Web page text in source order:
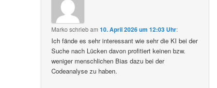
Marko schriebam10. April 2026 um 12:03 Uhr:
Ich fände es sehr interessant wie sehr die KI bei der
Suche nach Lücken davon profitiert keinen bzw.
weniger menschlichen Bias dazu bei der
Codeanalyse zu haben.